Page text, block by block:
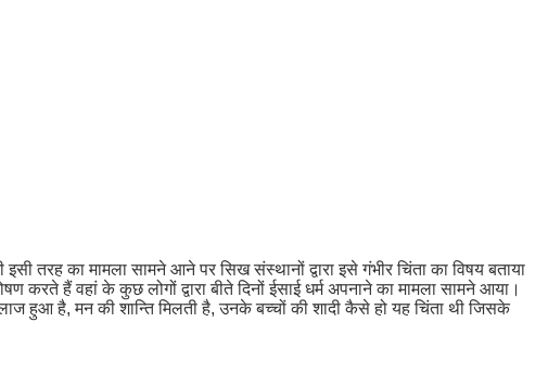
तरह का मामला सामने आने पर सिख संस्थानों द्वारा इसे गंभीर चिंता का विषय बताया
हैं वहां के कुछ लोगों द्वारा बीते दिनों ईसाई धर्म अपनाने का मामला सामने आया।
हुआ है, मन की शान्ति मिलती है, उनके बच्चों की शादी कैसे हो यह चिंता थी जिसके